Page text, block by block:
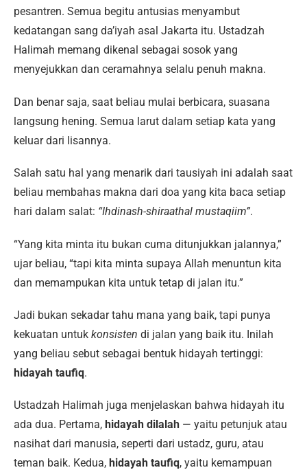
pesantren. Semua begitu antusias menyambut
kedatangan sang da’iyah asal Jakarta itu. Ustadzah
Halimah memang dikenal sebagai sosok yang
menyejukkan dan ceramahnya selalu penuh makna.
Dan benar saja, saat beliau mulai berbicara, suasana
langsung hening. Semua larut dalam setiap kata yang
keluar dari lisannya.
Salah satu hal yang menarik dari tausiyah ini adalah saat
beliau membahas makna dari doa yang kita baca setiap
hari dalam salat: “Ihdinash-shiraathal mustaqiim”.
“Yang kita minta itu bukan cuma ditunjukkan jalannya,”
ujar beliau, “tapi kita minta supaya Allah menuntun kita
dan memampukan kita untuk tetap di jalan itu.”
Jadi bukan sekadar tahu mana yang baik, tapi punya
kekuatan untuk konsisten di jalan yang baik itu. Inilah
yang beliau sebut sebagai bentuk hidayah tertinggi:
hidayah taufiq.
Ustadzah Halimah juga menjelaskan bahwa hidayah itu
ada dua. Pertama, hidayah dilalah — yaitu petunjuk atau
nasihat dari manusia, seperti dari ustadz, guru, atau
teman baik. Kedua, hidayah taufiq, yaitu kemampuan